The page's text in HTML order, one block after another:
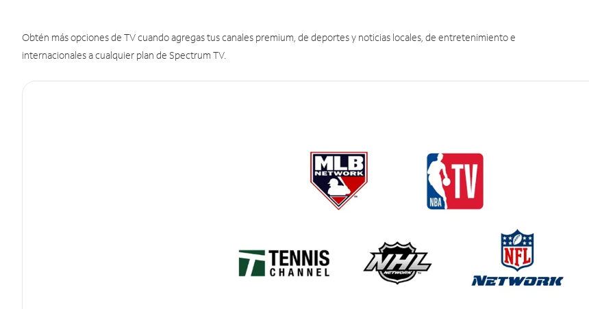
Obtén más opciones de TV cuando agregas tus canales premium, de deportes y noticias locales, de entretenimiento e
internacionales a cualquier plan de Spectrum TV.